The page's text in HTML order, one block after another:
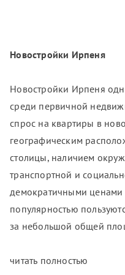
Новостройки Ирпеня
Новостройки Ирпеня
среди первичной
спрос на квартиры в
географическим
столицы, наличием
транспортной и
демократичными
популярностью
за небольшой общей
читать полностью